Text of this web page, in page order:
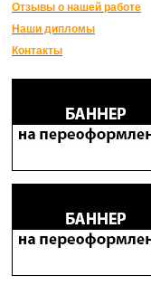
Отзывы о нашей работе
Наши дипломы
Контакты